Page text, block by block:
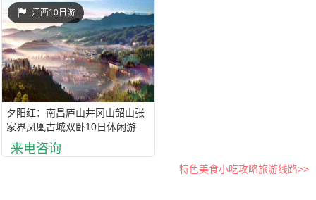
江西10日游
夕阳红：南昌庐山井冈山韶山张
家界凤凰古城双卧10日休闲游
来电咨询
特色美食小吃攻略旅游线路>>